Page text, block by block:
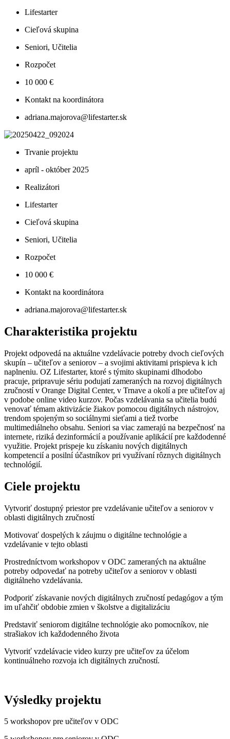
Lifestarter
Cieľová skupina
Seniori, Učitelia
Rozpočet
10 000 €
Kontakt na koordinátora
adriana.majorova@lifestarter.sk
Trvanie projektu
apríl - október 2025
Realizátori
Lifestarter
Cieľová skupina
Seniori, Učitelia
Rozpočet
10 000 €
Kontakt na koordinátora
adriana.majorova@lifestarter.sk
Charakteristika projektu
Projekt odpovedá na aktuálne vzdelávacie potreby dvoch cieľových
skupín – učiteľov a seniorov – a svojimi aktivitami prispieva k ich
naplneniu. OZ Lifestarter, ktoré s týmito skupinami dlhodobo
pracuje, pripravuje sériu podujatí zameraných na rozvoj digitálnych
zručností v Orange Digital Center, v Trnave a okolí a pre učiteľov aj
v podobe online video kurzov. Počas vzdelávania sa učitelia budú
venovať témam aktivizácie žiakov pomocou digitálnych nástrojov,
trendom spojeným so sociálnymi sieťami a tiež tvorbe
multimediálneho obsahu. Seniori sa viac zamerajú na bezpečnosť na
internete, riziká dezinformácií a používanie aplikácií pre každodenné
využitie. Projekt prispeje ku získaniu nových digitálnych
kompetencií a posilní účastníkov pri využívaní rôznych digitálnych
technológií.
Ciele projektu
Vytvoriť dostupný priestor pre vzdelávanie učiteľov a seniorov v
oblasti digitálnych zručností
Motivovať dospelých k záujmu o digitálne technológie a
vzdelávanie v tejto oblasti
Prostredníctvom workshopov v ODC zameraných na aktuálne
potreby odpovedať na potreby učiteľov a seniorov v oblasti
digitálneho vzdelávania.
Podporiť získavanie nových digitálnych zručností pedagógov a tým
im uľahčiť obdobie zmien v školstve a digitalizáciu
Predstaviť seniorom digitálne technológie ako pomocníkov, nie
strašiakov ich každodenného života
Vytvoriť vzdelávacie video kurzy pre učiteľov za účelom
kontinuálneho rozvoja ich digitálnych zručností.
Výsledky projektu
5 workshopov pre učiteľov v ODC